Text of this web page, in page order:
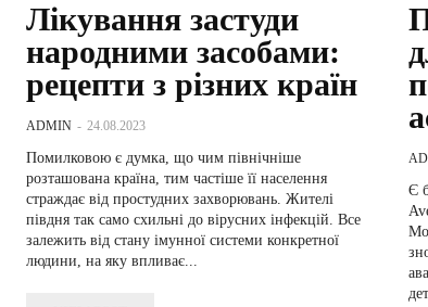
Лікування застуди
народними засобами:
рецепти з різних країн
ADMIN - 24.08.2023
Помилковою є думка, що чим північніше
розташована країна, тим частіше її населення
страждає від простудних захворювань. Жителі
півдня так само схильні до вірусних інфекцій. Все
залежить від стану імунної системи конкретної
людини, на яку впливає...
Є